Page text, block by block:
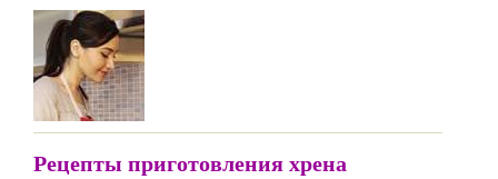
Рецепты приготовления хрена